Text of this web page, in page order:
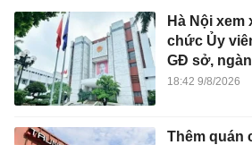
Hà Nội xem
chức Ủy
GĐ sở,
18:42 9/8/2026
Thêm quán